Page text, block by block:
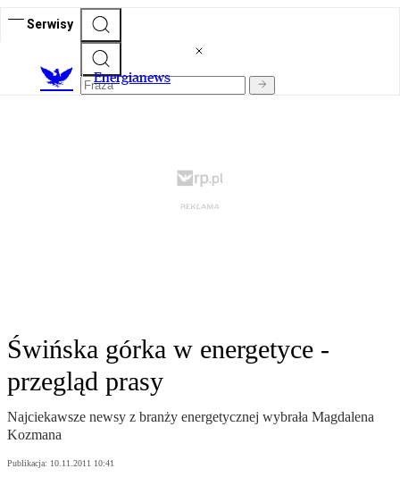
Serwisy
Energianews
Świńska górka w energetyce -
przegląd prasy
Najciekawsze newsy z branży energetycznej wybrała Magdalena
Kozmana
Publikacja: 10.11.2011 10:41